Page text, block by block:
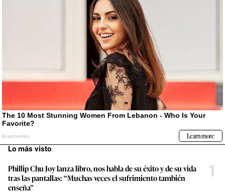
Lo más visto
Phillip Chu Joy lanza libro, nos habla de su éxito y de su vida
tras las pantallas: “Muchas veces el sufrimiento también
enseña”
1